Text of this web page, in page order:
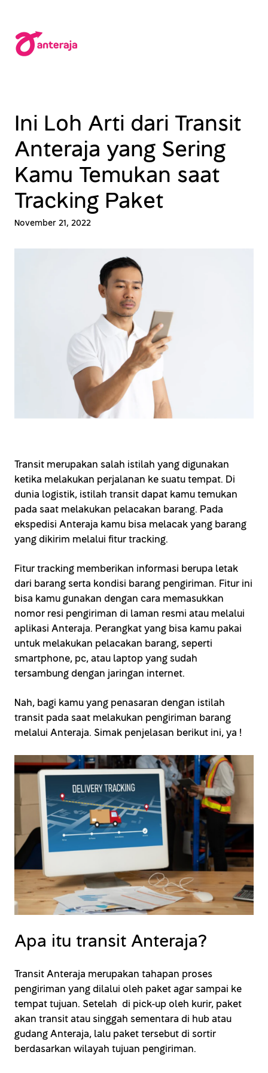
konten
Ini Loh Arti dari Transit
Anteraja yang Sering
Kamu Temukan saat
Tracking Paket
November 21, 2022
Transit merupakan salah istilah yang digunakan
ketika melakukan perjalanan ke suatu tempat. Di
dunia logistik, istilah transit dapat kamu temukan
pada saat melakukan pelacakan barang. Pada
ekspedisi Anteraja kamu bisa melacak yang barang
yang dikirim melalui fitur tracking.
Fitur tracking memberikan informasi berupa letak
dari barang serta kondisi barang pengiriman. Fitur ini
bisa kamu gunakan dengan cara memasukkan
nomor resi pengiriman di laman resmi atau melalui
aplikasi Anteraja. Perangkat yang bisa kamu pakai
untuk melakukan pelacakan barang, seperti
smartphone, pc, atau laptop yang sudah
tersambung dengan jaringan internet.
Nah, bagi kamu yang penasaran dengan istilah
transit pada saat melakukan pengiriman barang
melalui Anteraja. Simak penjelasan berikut ini, ya !
Apa itu transit Anteraja?
Transit Anteraja merupakan tahapan proses
pengiriman yang dilalui oleh paket agar sampai ke
tempat tujuan. Setelah di pick-up oleh kurir, paket
akan transit atau singgah sementara di hub atau
gudang Anteraja, lalu paket tersebut di sortir
berdasarkan wilayah tujuan pengiriman.